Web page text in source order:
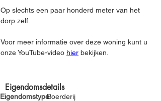
Op slechts een paar honderd meter van het
dorp zelf.
Voor meer informatie over deze woning kunt u
onze YouTube-video hier bekijken.
Eigendomsdetails
EigendomstypeBoerderij